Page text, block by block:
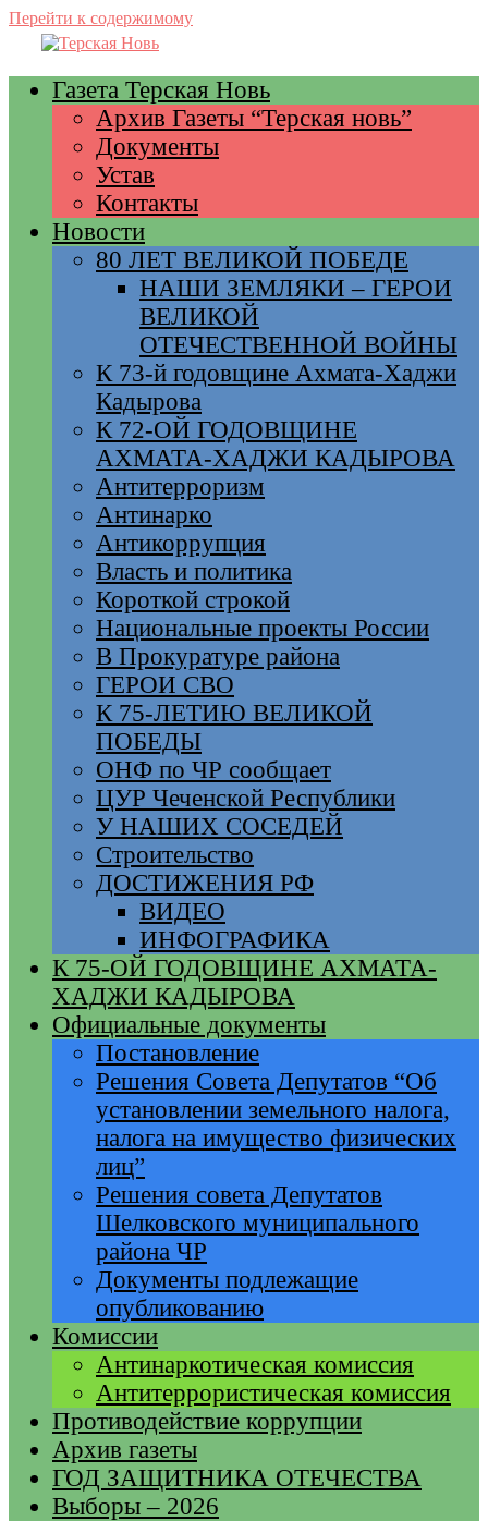
Перейти к содержимому
Газета Терская Новь
Архив Газеты “Терская новь”
Документы
Устав
Контакты
Новости
80 ЛЕТ ВЕЛИКОЙ ПОБЕДЕ
НАШИ ЗЕМЛЯКИ – ГЕРОИ
ВЕЛИКОЙ
ОТЕЧЕСТВЕННОЙ ВОЙНЫ
К 73-й годовщине Ахмата-Хаджи
Кадырова
К 72-ОЙ ГОДОВЩИНЕ
АХМАТА-ХАДЖИ КАДЫРОВА
Антитерроризм
Антинарко
Антикоррупция
Власть и политика
Короткой строкой
Национальные проекты России
В Прокуратуре района
ГЕРОИ СВО
К 75-ЛЕТИЮ ВЕЛИКОЙ
ПОБЕДЫ
ОНФ по ЧР сообщает
ЦУР Чеченской Республики
У НАШИХ СОСЕДЕЙ
Строительство
ДОСТИЖЕНИЯ РФ
ВИДЕО
ИНФОГРАФИКА
К 75-ОЙ ГОДОВЩИНЕ АХМАТА-
ХАДЖИ КАДЫРОВА
Официальные документы
Постановление
Решения Совета Депутатов “Об
установлении земельного налога,
налога на имущество физических
лиц”
Решения совета Депутатов
Шелковского муниципального
района ЧР
Документы подлежащие
опубликованию
Комиссии
Антинаркотическая комиссия
Антитеррористическая комиссия
Противодействие коррупции
Архив газеты
ГОД ЗАЩИТНИКА ОТЕЧЕСТВА
Выборы – 2026